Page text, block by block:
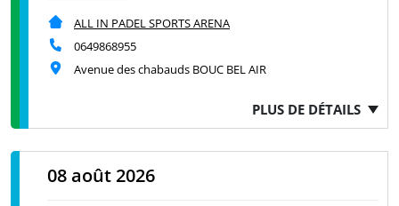
ALL IN PADEL SPORTS ARENA
0649868955
Avenue des chabauds BOUC BEL AIR
PLUS DE DÉTAILS
08 août 2026